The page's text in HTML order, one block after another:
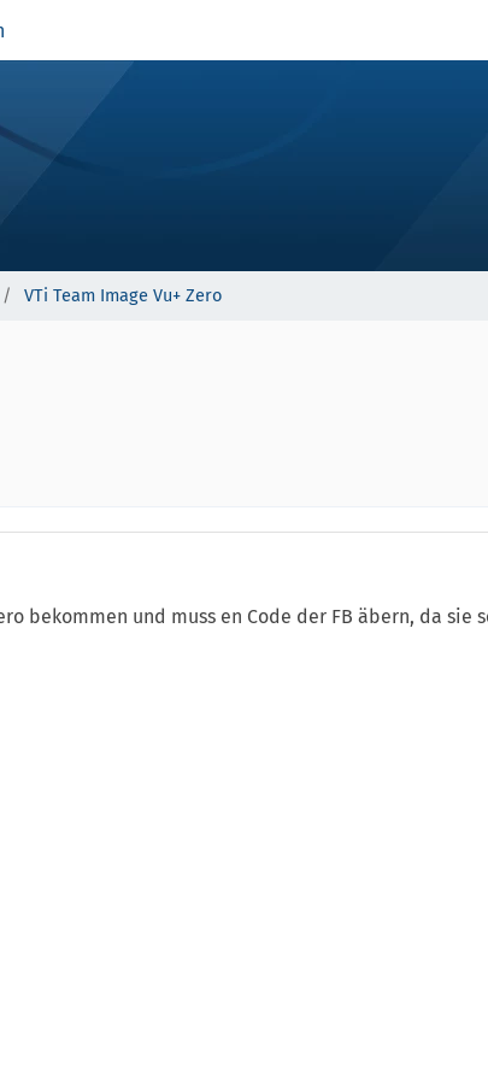
VTi Team Image Vu+ Zero
bekommen und muss en Code der FB äbern, da